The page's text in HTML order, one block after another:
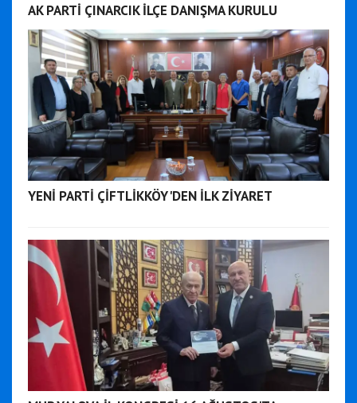
AK PARTİ ÇINARCIK İLÇE DANIŞMA KURULU
YENİ PARTİ ÇİFTLİKKÖY'DEN İLK ZİYARET